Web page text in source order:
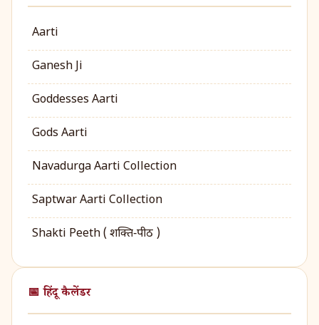
Aarti
Ganesh Ji
Goddesses Aarti
Gods Aarti
Navadurga Aarti Collection
Saptwar Aarti Collection
Shakti Peeth ( शक्ति‑पीठ )
📅 हिंदू कैलेंडर